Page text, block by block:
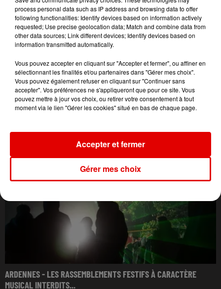
ARDENNES - LES RASSEMBLEMENTS FESTIFS À CARACTÈRE
MUSICAL INTERDITS...
process personal data such as IP address and browsing data to offer
following functionalities: Identify devices based on information actively
requested; Use precise geolocation data; Match and combine data from
other data sources; Link different devices; Identify devices based on
information transmitted automatically.
Vous pouvez accepter en cliquant sur "Accepter et fermer", ou affiner en
sélectionnant les finalités et/ou partenaires dans "Gérer mes choix".
Vous pouvez également refuser en cliquant sur "Continuer sans
accepter". Vos préférences ne s'appliqueront que pour ce site. Vous
pouvez mettre à jour vos choix, ou retirer votre consentement à tout
moment via le lien "Gérer les cookies" situé en bas de chaque page.
Gérer mes choix
Accepter et fermer